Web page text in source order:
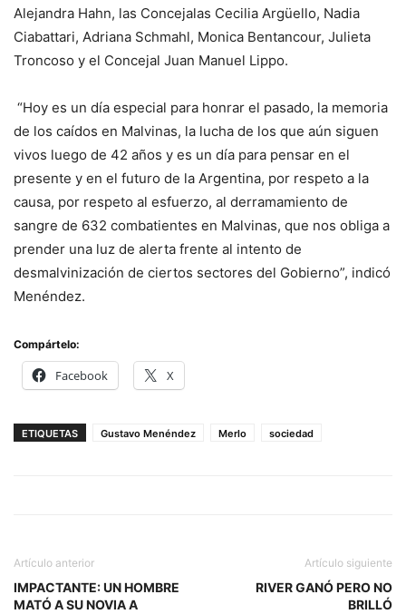
Alejandra Hahn, las Concejalas Cecilia Argüello, Nadia
Ciabattari, Adriana Schmahl, Monica Bentancour, Julieta
Troncoso y el Concejal Juan Manuel Lippo.
“Hoy es un día especial para honrar el pasado, la memoria
de los caídos en Malvinas, la lucha de los que aún siguen
vivos luego de 42 años y es un día para pensar en el
presente y en el futuro de la Argentina, por respeto a la
causa, por respeto al esfuerzo, al derramamiento de
sangre de 632 combatientes en Malvinas, que nos obliga a
prender una luz de alerta frente al intento de
desmalvinización de ciertos sectores del Gobierno”, indicó
Menéndez.
Compártelo:
Facebook X
ETIQUETAS Gustavo Menéndez Merlo sociedad
Artículo anterior
IMPACTANTE: UN HOMBRE
MATÓ A SU NOVIA A
Artículo siguiente
RIVER GANÓ PERO NO
BRILLÓ